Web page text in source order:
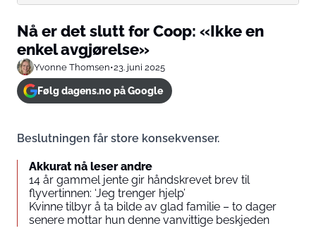
Nå er det slutt for Coop: «Ikke en
enkel avgjørelse»
Yvonne Thomsen•23. juni 2025
Følg dagens.no på Google
Beslutningen får store konsekvenser.
Akkurat nå leser andre
14 år gammel jente gir håndskrevet brev til
flyvertinnen: ‘Jeg trenger hjelp’
Kvinne tilbyr å ta bilde av glad familie – to dager
senere mottar hun denne vanvittige beskjeden